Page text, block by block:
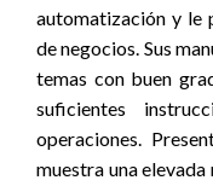
automatización y le
de negocios. Sus
temas con buen
suficientes
operaciones.
muestra una